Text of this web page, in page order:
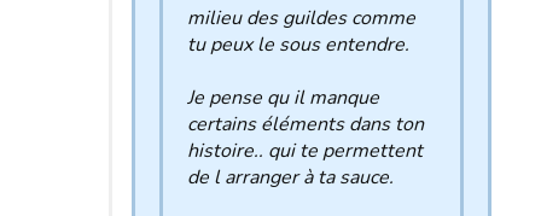
milieu des guildes comme
tu peux le sous entendre.
Je pense qu il manque
certains éléments dans ton
histoire.. qui te permettent
de l arranger à ta sauce.